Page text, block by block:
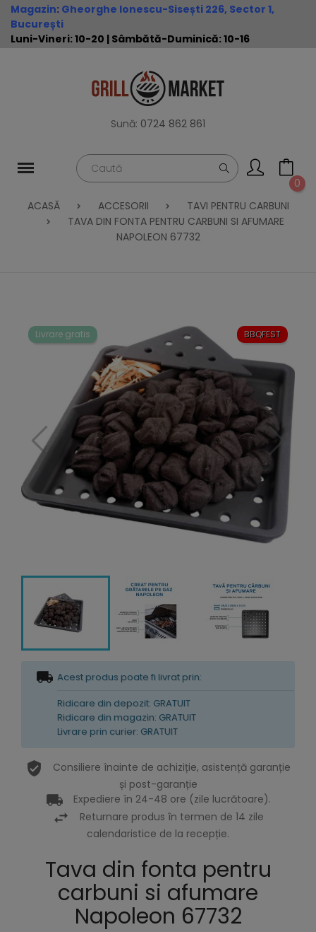
Magazin: Gheorghe Ionescu-Sisești 226, Sector 1,
București
Luni-Vineri: 10-20 | Sâmbătă-Duminică: 10-16
Sună: 0724 862 861
0
ACASĂ
ACCESORII
TAVI PENTRU CARBUNI
TAVA DIN FONTA PENTRU CARBUNI SI AFUMARE
NAPOLEON 67732
Acest produs poate fi livrat prin:
Ridicare din depozit: GRATUIT
Ridicare din magazin: GRATUIT
Livrare prin curier: GRATUIT
Consiliere înainte de achiziție, asistență garanție
și post-garanție
Expediere în 24-48 ore (zile lucrătoare).
Returnare produs în termen de 14 zile
calendaristice de la recepție.
BBQFEST
Livrare gratis
Tava din fonta pentru
carbuni si afumare
Napoleon 67732